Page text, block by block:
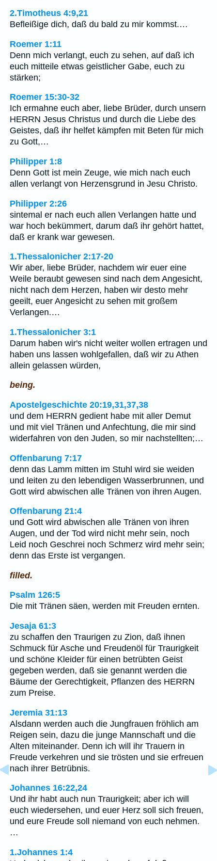
2.Timotheus 4:9,21
Befleißige dich, daß du bald zu mir kommst.…
Roemer 1:11
Denn mich verlangt, euch zu sehen, auf daß ich
euch mitteile etwas geistlicher Gabe, euch zu
stärken;
Roemer 15:30-32
Ich ermahne euch aber, liebe Brüder, durch unsern
HERRN Jesus Christus und durch die Liebe des
Geistes, daß ihr helfet kämpfen mit Beten für mich
zu Gott,…
Philipper 1:8
Denn Gott ist mein Zeuge, wie mich nach euch
allen verlangt von Herzensgrund in Jesu Christo.
Philipper 2:26
sintemal er nach euch allen Verlangen hatte und
war hoch bekümmert, darum daß ihr gehört hattet,
daß er krank war gewesen.
1.Thessalonicher 2:17-20
Wir aber, liebe Brüder, nachdem wir euer eine
Weile beraubt gewesen sind nach dem Angesicht,
nicht nach dem Herzen, haben wir desto mehr
geeilt, euer Angesicht zu sehen mit großem
Verlangen.…
1.Thessalonicher 3:1
Darum haben wir's nicht weiter wollen ertragen und
haben uns lassen wohlgefallen, daß wir zu Athen
allein gelassen würden,
being.
Apostelgeschichte 20:19,31,37,38
und dem HERRN gedient habe mit aller Demut
und mit viel Tränen und Anfechtung, die mir sind
widerfahren von den Juden, so mir nachstellten;…
Offenbarung 7:17
denn das Lamm mitten im Stuhl wird sie weiden
und leiten zu den lebendigen Wasserbrunnen, und
Gott wird abwischen alle Tränen von ihren Augen.
Offenbarung 21:4
und Gott wird abwischen alle Tränen von ihren
Augen, und der Tod wird nicht mehr sein, noch
Leid noch Geschrei noch Schmerz wird mehr sein;
denn das Erste ist vergangen.
filled.
Psalm 126:5
Die mit Tränen säen, werden mit Freuden ernten.
Jesaja 61:3
zu schaffen den Traurigen zu Zion, daß ihnen
Schmuck für Asche und Freudenöl für Traurigkeit
und schöne Kleider für einen betrübten Geist
gegeben werden, daß sie genannt werden die
Bäume der Gerechtigkeit, Pflanzen des HERRN
zum Preise.
Jeremia 31:13
Alsdann werden auch die Jungfrauen fröhlich am
Reigen sein, dazu die junge Mannschaft und die
Alten miteinander. Denn ich will ihr Trauern in
Freude verkehren und sie trösten und sie erfreuen
nach ihrer Betrübnis.
Johannes 16:22,24
Und ihr habt auch nun Traurigkeit; aber ich will
euch wiedersehen, und euer Herz soll sich freuen,
und eure Freude soll niemand von euch nehmen.
…
1.Johannes 1:4